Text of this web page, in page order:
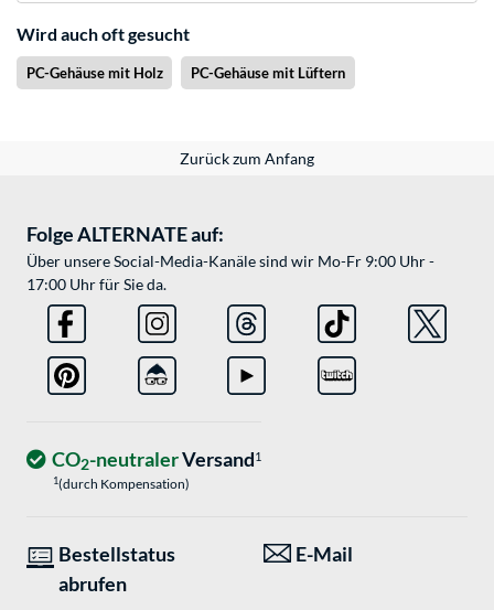
Wird auch oft gesucht
PC-Gehäuse mit Holz PC-Gehäuse mit Lüftern
Zurück zum Anfang
Folge ALTERNATE auf:
Über unsere Social-Media-Kanäle sind wir Mo-Fr 9:00 Uhr -
17:00 Uhr für Sie da.
CO2-neutralerVersand1
1(durch Kompensation)
Bestellstatus
abrufen
E-Mail